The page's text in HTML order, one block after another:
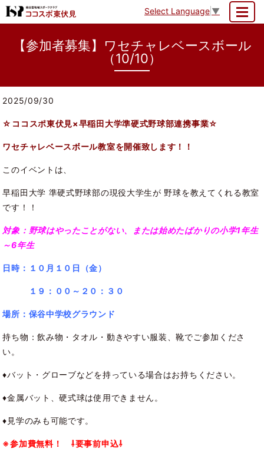
Select Language ▼
【参加者募集】ワセチャレベースボール
（10/10）
2025/09/30
☆ココスポ東伏見×早稲田大学準硬式野球部連携事業☆
ワセチャレベースボール教室を開催致します！！
このイベントは、
早稲田大学 準硬式野球部の現役大学生が 野球を教えてくれる教室
です！！
対象：野球はやったことがない、または始めたばかりの小学1年生
～6年生
日時：１０ 月１０日（金）
１９：００～２０：３０
場所 ：保谷中学校グラウンド
持ち物：飲み物・タオル・動きやすい服装、靴でご参加くださ
い。
♦バット・グローブなどを持っている場合はお持ちください。
♦金属バット、硬式球は使用できません。
♦見学のみも可能です。
※参加費無料！ ⇩要事前申込⇩